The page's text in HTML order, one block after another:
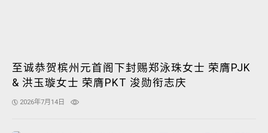
至诚恭贺槟州元首阁下封赐郑泳珠女士 荣膺PJK
& 洪玉璇女士 荣膺PKT 浚勋衔志庆
2026年7月14日